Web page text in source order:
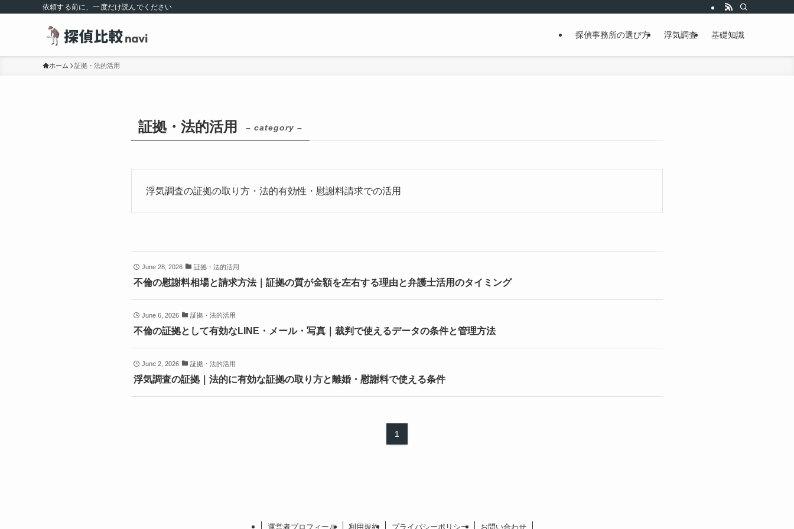
依頼する前に、一度だけ読んでください
探偵事務所の選び方 浮気調査 基礎知識
ホーム 証拠・法的活用
証拠・法的活用 – category –
浮気調査の証拠の取り方・法的有効性・慰謝料請求での活用
June 28, 2026 証拠・法的活用
不倫の慰謝料相場と請求方法｜証拠の質が金額を左右する理由と弁護士活用のタイミング
June 6, 2026 証拠・法的活用
不倫の証拠として有効なLINE・メール・写真｜裁判で使えるデータの条件と管理方法
June 2, 2026 証拠・法的活用
浮気調査の証拠｜法的に有効な証拠の取り方と離婚・慰謝料で使える条件
1
運営者プロフィール 利用規約 プライバシーポリシー お問い合わせ